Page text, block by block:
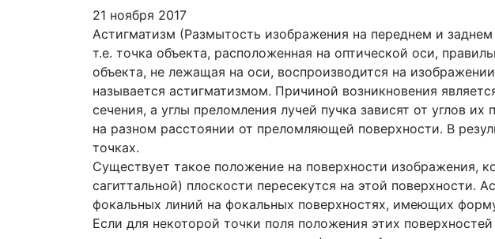
21 ноября 2017
Астигматизм (Размытость изображения на переднем и
т.е. точка объекта, расположенная на оптической оси,
объекта, не лежащая на оси, воспроизводится на
называется астигматизмом. Причиной возникновения
сечения, а углы преломления лучей пучка зависят от углов
на разном расстоянии от преломляющей поверхности. В
точках.
Существует такое положение на поверхности изображения,
сагиттальной) плоскости пересекутся на этой поверхности.
фокальных линий на фокальных поверхностях, имеющих
Если для некоторой точки поля положения этих